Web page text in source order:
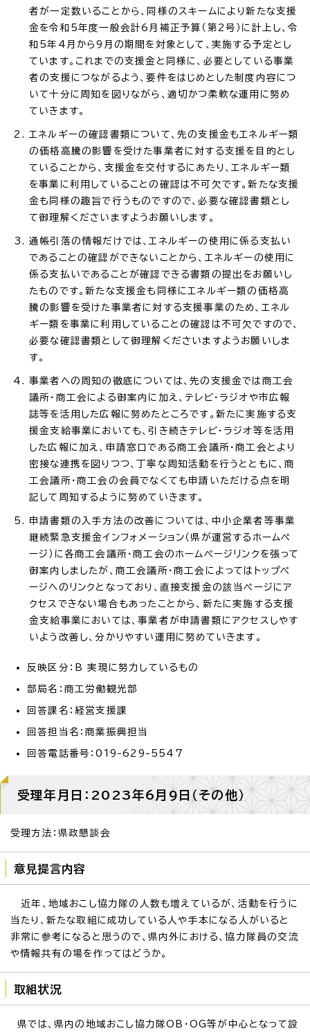
者が一定数いることから、同様のスキームにより新たな支援
金を令和5年度一般会計6月補正予算（第2号）に計上し、令
和5年4月から9月の期間を対象として、実施する予定とし
ています。これまでの支援金と同様に、必要としている事業
者の支援につながるよう、要件をはじめとした制度内容につ
いて十分に周知を図りながら、適切かつ柔軟な運用に努め
ていきます。
エネルギーの確認書類について、先の支援金もエネルギー類
の価格高騰の影響を受けた事業者に対する支援を目的とし
ていることから、支援金を交付するにあたり、エネルギー類
を事業に利用していることの確認は不可欠です。新たな支援
金も同様の趣旨で行うものですので、必要な確認書類とし
て御理解くださいますようお願いします。
通帳引落の情報だけでは、エネルギーの使用に係る支払い
であることの確認ができないことから、エネルギーの使用に
係る支払いであることが確認できる書類の提出をお願いし
たものです。新たな支援金も同様にエネルギー類の価格高
騰の影響を受けた事業者に対する支援事業のため、エネル
ギー類を事業に利用していることの確認は不可欠ですので、
必要な確認書類として御理解くださいますようお願いしま
す。
事業者への周知の徹底については、先の支援金では商工会
議所・商工会による御案内に加え、テレビ・ラジオや市広報
誌等を活用した広報に努めたところです。新たに実施する支
援金支給事業においても、引き続きテレビ・ラジオ等を活用
した広報に加え、申請窓口である商工会議所・商工会とより
密接な連携を図りつつ、丁寧な周知活動を行うとともに、商
工会議所・商工会の会員でなくても申請いただける点を明
記して周知するように努めていきます。
申請書類の入手方法の改善については、中小企業者等事業
継続緊急支援金インフォメーション（県が運営するホームペ
ージ）に各商工会議所・商工会のホームページリンクを張って
御案内しましたが、商工会議所・商工会によってはトップペ
ージへのリンクとなっており、直接支援金の該当ページにア
クセスできない場合もあったことから、新たに実施する支援
金支給事業においては、事業者が申請書類にアクセスしやす
いよう改善し、分かりやすい運用に努めていきます。
反映区分：B 実現に努力しているもの
部局名：商工労働観光部
回答課名：経営支援課
回答担当名：商業振興担当
回答電話番号：019-629-5547
受理年月日：2023年6月9日（その他）
受理方法：県政懇談会
意見提言内容
近年、地域おこし協力隊の人数も増えているが、活動を行うに
当たり、新たな取組に成功している人や手本になる人がいると
非常に参考になると思うので、県内外における、協力隊員の交流
や情報共有の場を作ってはどうか。
取組状況
県では、県内の地域おこし協力隊OB・OG等が中心となって設